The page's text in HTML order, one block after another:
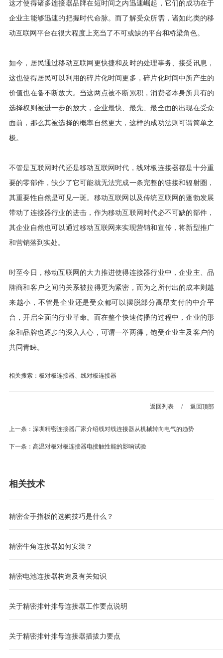
这才使得诸多连接器品牌在短时间之内迅速崛起，它们的成功在于
企业主能够迅速的把握时代命脉。而了解受众所需，诸如此类的移
动互联网平台在很大程度上充当了不可或缺的平台和桥梁角色。
如今，居民通过移动互联网更快捷和及时的处理事务、接受讯息，
这也使得居民可以利用的碎片化时间更多，碎片化时间中所产生的
价值也在备不断放大。当这两点被不断累积，消费者本身所具有的
选择权则被进一步的放大，企业最快、最先、最全面的出现在受众
面前，那么其被选择的概率自然更大，这样的成功法则可谓简单之
极。
不管是互联网时代还是移动互联网时代，线对板连接器都是十分重
要的零部件，缺少了它可能就无法完成一条完整的链接和辐射圈，
其重要性自然是可见一斑。移动互联网以及传统互联网的蓬勃发展
带动了连接器行业的进击，作为移动互联网时代必不可缺的部件，
其企业自然也可以通过移动互联网来实现营销和宣传，将新型推广
和营销落到实处。
时至今日，移动互联网的大力推进使得连接器行业中，企业主、品
牌商和客户之间的关系被拉得更为紧密，而为之所付出的成本则越
来越小，不管是企业还是受众都可以摆脱部分高昂支付的中介平
台，开启全面的行业革命。而在整个快速传播的过程中，企业的形
象和品牌也逐步的深入人心，可谓一举两得，饱受企业主及客户的
共同青睐。
相关搜索：板对板连接器、线对板连接器
返回列表 / 返回顶部
上一条：深圳精密连接器厂家介绍线对线连接器从机械转向电气的趋势
下一条：高温对板对板连接器电接触性能的影响试验
相关技术
精密金手指板的选购技巧是什么？
精密牛角连接器如何安装？
精密电池连接器构造及有关知识
关于精密排针排母连接器工作要点说明
关于精密排针排母连接器插拔力要点